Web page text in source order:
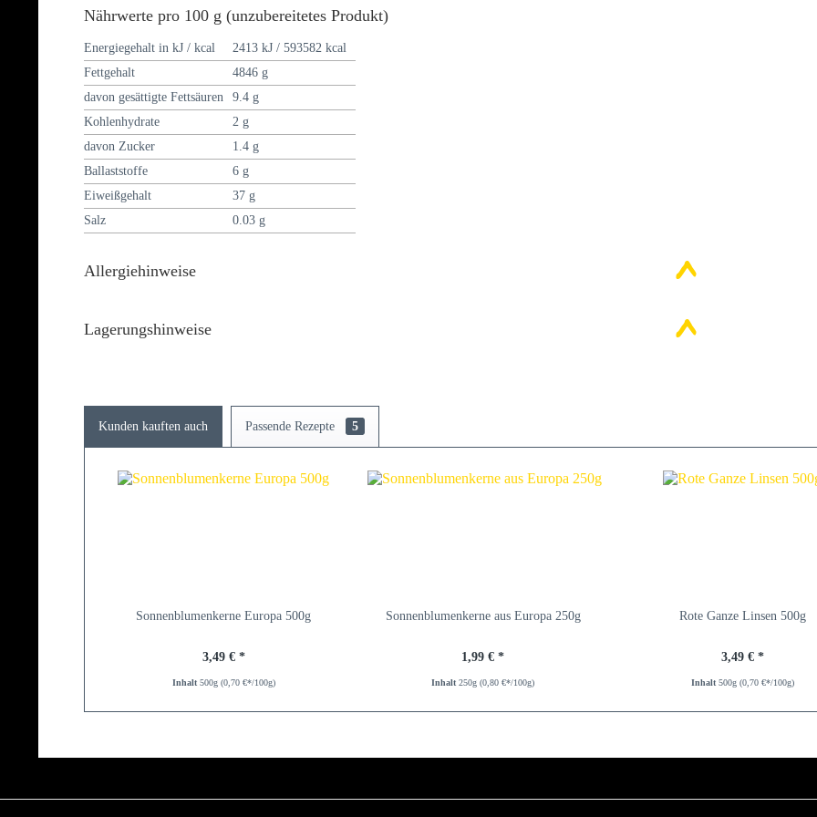
Nährwerte pro 100 g (unzubereitetes Produkt)
Energiegehalt in kJ / kcal
2413 kJ / 593582 kcal
Fettgehalt
4846 g
davon gesättigte Fettsäuren
9.4 g
Kohlenhydrate
2 g
davon Zucker
1.4 g
Ballaststoffe
6 g
Eiweißgehalt
37 g
Salz
0.03 g
Allergiehinweise
Lagerungshinweise
Kunden kauften auch Passende Rezepte 5
Sonnenblumenkerne Europa 500g
3,49 € *
Inhalt 500g (0,70 €*/100g)
Sonnenblumenkerne aus Europa 250g
1,99 € *
Inhalt250g(0,80 €*/100g)
Rote Ganze Linsen 500g
3,49 € *
Inhalt 500g (0,70 €*/100g)